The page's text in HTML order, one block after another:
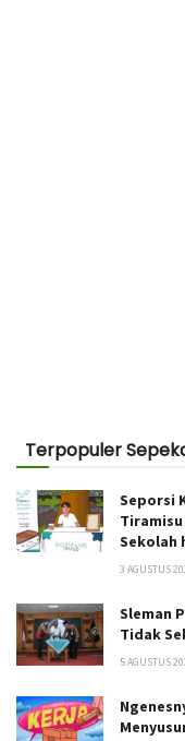
Terpopuler
Seporsi
Sekolah
3 AGUSTUS
Sleman
Tidak
5 AGUSTUS